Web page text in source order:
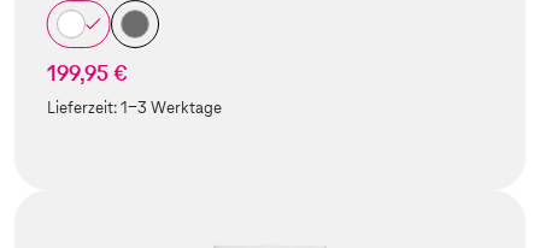
199,95 €
Lieferzeit:1-3 Werktage